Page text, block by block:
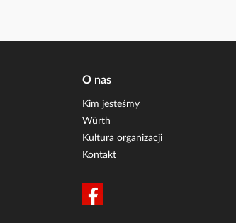
O nas
Kim jesteśmy
Würth
Kultura organizacji
Kontakt